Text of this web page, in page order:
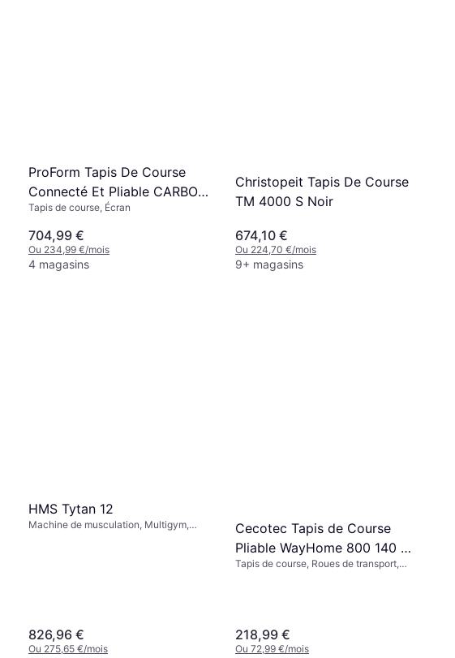
ProForm Tapis De Course
Connecté Et Pliable CARBON
TL
Tapis de course, Écran
704,99 €
Ou 234,99 €/mois
4 magasins
Christopeit Tapis De Course
TM 4000 S Noir
674,10 €
Ou 224,70 €/mois
9+ magasins
HMS Tytan 12
Machine de musculation, Multigym,
826,96 €
Ou 275,65 €/mois
Cecotec Tapis de Course
Pliable WayHome 800 140 x
40 cm
Tapis de course, Roues de transport,
218,99 €
Ou 72,99 €/mois